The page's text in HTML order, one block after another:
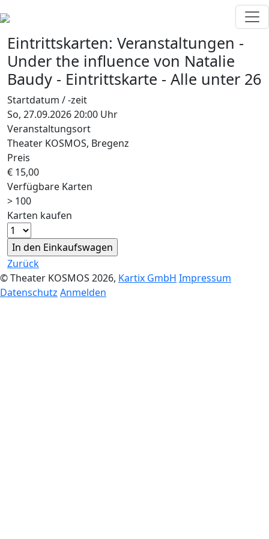
Eintrittskarten: Veranstaltungen -
Under the influence von Natalie
Baudy - Eintrittskarte - Alle unter 26
Startdatum / -zeit
So, 27.09.2026 20:00 Uhr
Veranstaltungsort
Theater KOSMOS, Bregenz
Preis
€ 15,00
Verfügbare Karten
> 100
Karten kaufen
Zurück
© Theater KOSMOS 2026, Kartix GmbH Impressum
Datenschutz Anmelden